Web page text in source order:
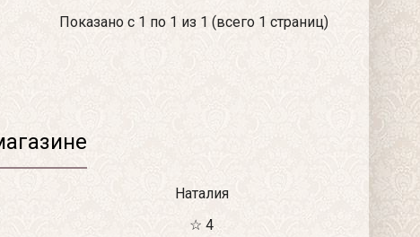
Показано с 1 по 1 из 1 (всего 1 страниц)
Наталия
☆ 4